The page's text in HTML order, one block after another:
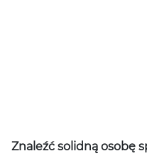
Znaleźć solidną osobę